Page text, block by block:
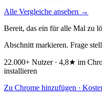
Alle Vergleiche ansehen →
Bereit, das ein für alle Mal zu
Abschnitt markieren. Frage
22.000+ Nutzer · 4,8★ im
installieren
Zu Chrome hinzufügen ·